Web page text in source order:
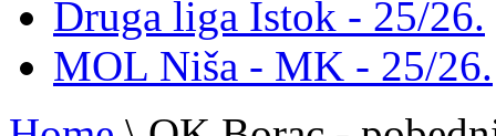
Druga liga Istok - 25/26.
MOL Niša - MK - 25/26.